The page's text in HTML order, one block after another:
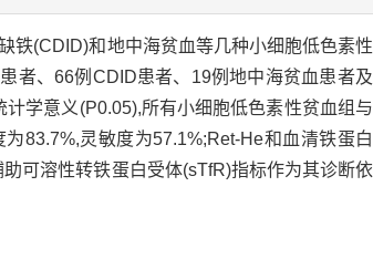
铁(CDID)和地中海贫血等几种小细胞低色素性
者、66例CDID患者、19例地中海贫血患者及
学意义(P0.05),所有小细胞低色素性贫血组与
83.7%,灵敏度为57.1%;Ret-He和血清铁蛋白
可溶性转铁蛋白受体(sTfR)指标作为其诊断依